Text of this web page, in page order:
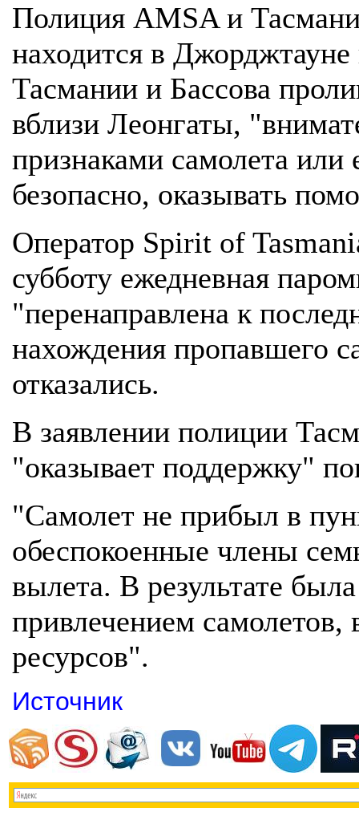
Полиция AMSA и
находится в
Тасмании и Бассова
вблизи Леонгаты,
признаками самолета или
безопасно, оказывать
Оператор Spirit of
субботу ежедневная
"перенаправлена к
нахождения пропавшего
отказались.
В заявлении полиции
"оказывает поддержку"
"Самолет не прибыл в
обеспокоенные члены
вылета. В результате
привлечением самолетов,
ресурсов".
Источник